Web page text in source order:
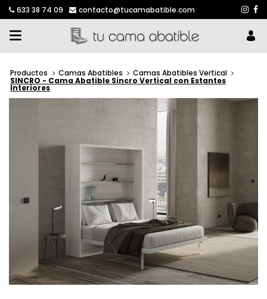
633 38 74 09 contacto@tucamabatible.com
Productos Camas Abatibles Camas Abatibles Vertical
SINCRO - Cama Abatible Sincro Vertical con Estantes
Interiores